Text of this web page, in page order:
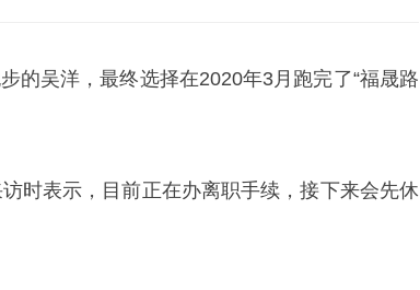
的吴洋，最终选择在2020年3月跑完了“福晟路
时表示，目前正在办离职手续，接下来会先休